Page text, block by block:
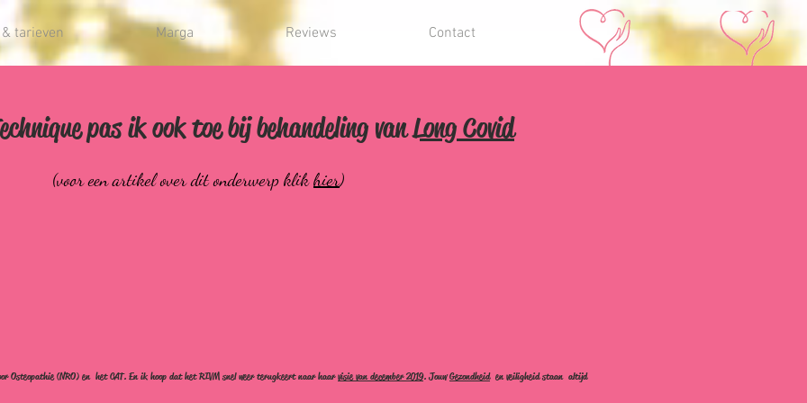
tarieven Marga Reviews Contact
pas ik ook toe bijbehandeling vanLong Covid
(voor een artikel over dit onderwerp klikhier)
Osteopathie (NRO) en het CAT. En ik hoop dat het RIVM snel weer terugkeert naar haarvisie van december 2019. JouwGezondheiden veiligheid staan altijd